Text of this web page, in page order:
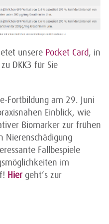
unsere Pocket Card, in
DKK3 für Sie
Fortbildung am 29. Juni
Einblick, wie
Biomarker zur frühen
Nierenschädigung
Fallbespiele
im
Hiergeht’s zur